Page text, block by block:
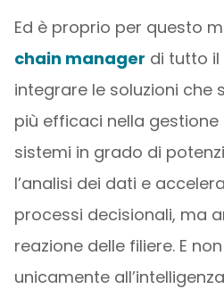
Ed è proprio per questo
chain manager di tutto
integrare le soluzioni che
più efficaci nella gestione
sistemi in grado di
l’analisi dei dati e
processi decisionali, ma
reazione delle filiere. E
unicamente